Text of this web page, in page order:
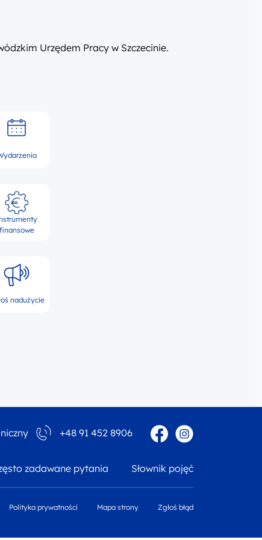
Urzędem Pracy w Szczecinie.
finansowe
nadużycie
+48 91 452 8906 FacebookInstagram
zadawane pytania Słownik pojęć
Polityka prywatności Mapa strony Zgłoś błąd